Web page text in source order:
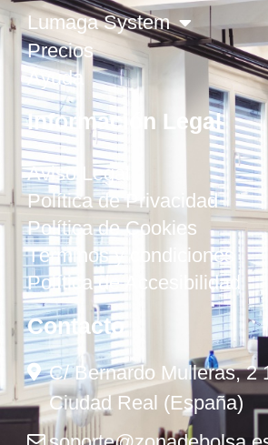
Lumaga System
Precios
Ayuda
Información Legal
Aviso Legal
Política de Privacidad
Política de Cookies
Términos y condiciones
Política de Accesibilidad
Contacto
C/ Bernardo Mulleras, 2
Ciudad Real (España)